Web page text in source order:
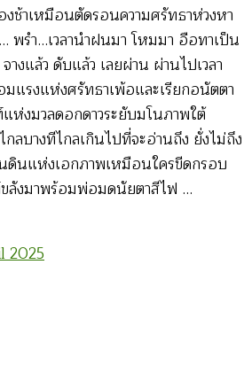
งช้าเหมือนตัดรอนความศรัทธาห่วงหา
รำ…เวลานำฝนมา โหมมา อือทาเป็น
งแล้ว ดับแล้ว เลยผ่าน ผ่านไปเวลา
มแรงแห่งศรัทธาเพ้อและเรียกอนัตตา
ห่งมวลดอกดาวระยับมโนภาพใต้
ลบางทีไกลเกินไปที่จะอ่านถึง ยั่งไม่ถึง
ดินแห่งเอกภาพเหมือนใครขีดกรอบ
ลังมาพร้อมพ่อมดนัยตาสีไฟ …
2025